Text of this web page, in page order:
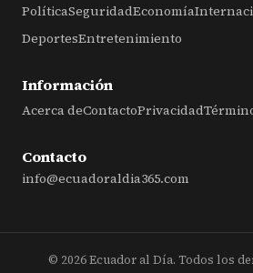
PolíticaSeguridadEconomía
DeportesEntretenimiento
Información
Acerca deContactoPrivacidad
Contacto
info@ecuadoraldia365.com
© 2026 Ecuador al Día. Todos los